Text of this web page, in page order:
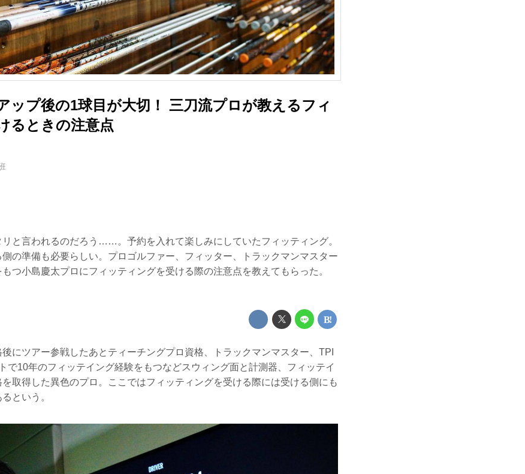
ップ後の1球目が大切！ 三刀流プロが教えるフィ
るときの注意点
リと言われるのだろう……。予約を入れて楽しみにしていたフィッティング。
の準備も必要らしい。プロゴルファー、フィッター、トラックマンマスター
つ小島慶太プロにフィッティングを受ける際の注意点を教えてもらった。
にツアー参戦したあとティーチングプロ資格、トラックマンマスター、TPI
で10年のフィッテイング経験をもつなどスウィング面と計測器、フィッテイ
取得した異色のプロ。ここではフィッティングを受ける際には受ける側にも
という。